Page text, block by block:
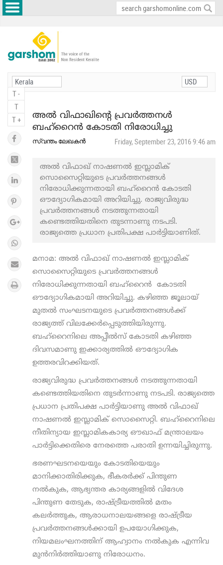
T -
T
T +
അല്‍ വിഫാഖിന്റെ പ്രവർത്തനൾ
ബഹ്റൈൻ കോടതി നിരോധിച്ചു
സ്വന്തം ലേഖകൻ Friday, September 23, 2016 9:46 am
അല്‍ വിഫാഖ് നാഷണല്‍ ഇസ്ലാമിക്
സൊസൈറ്റിയുടെ പ്രവര്‍ത്തനങ്ങള്‍
നിരോധിക്കുന്നതായി ബഹ്റൈൻ കോടതി
ഔദ്യോഗികമായി അറിയിച്ചു. രാജ്യവിരുദ്ധ
പ്രവർത്തനങ്ങൾ നടത്തുന്നതായി
കണ്ടെത്തിയതിനെ തുടന്നാണു നടപടി.
രാജ്യത്തെ പ്രധാന പ്രതിപക്ഷ പാർട്ടിയാണിത്.
മനാമ: അല്‍ വിഫാഖ് നാഷണല്‍ ഇസ്ലാമിക്
സൊസൈറ്റിയുടെ പ്രവര്‍ത്തനങ്ങള്‍
നിരോധിക്കുന്നതായി ബഹ്റൈൻ കോടതി
ഔദ്യോഗികമായി അറിയിച്ചു. കഴിഞ്ഞ ജൂലായ്
മുതൽ സംഘടനയുടെ പ്രവര്‍ത്തനങ്ങള്‍ക്ക്
രാജ്യത്ത് വിലക്കേർപ്പെടുത്തിയിരുന്നു.
ബഹ്റൈനിലെ അപ്പീല്‍സ് കോടതി കഴിഞ്ഞ
ദിവസമാണു ഇക്കാര്യത്തിൽ ഔദ്യോഗിക
ഉത്തരവിറക്കിയത്.
രാജ്യവിരുദ്ധ പ്രവർത്തനങ്ങൾ നടത്തുന്നതായി
കണ്ടെത്തിയതിനെ തുടർന്നാണു നടപടി. രാജ്യത്തെ
പ്രധാന പ്രതിപക്ഷ പാർട്ടിയാണു അല്‍ വിഫാഖ്
നാഷണല്‍ ഇസ്ലാമിക് സൊസൈറ്റി. ബഹ്റൈനിലെ
നീതിന്യായ ഇസ്ലാമികകാര്യ ഔഖാഫ് മന്ത്രാലയം
പാർട്ടിക്കെതിരെ നേരത്തെ പരാതി ഉന്നയിച്ചിരുന്നു.
ഭരണഘടനയെയും കോടതിയെയും
മാനിക്കാതിരിക്കുക, ഭീകരര്‍ക്ക് പിന്തുണ
നല്‍കുക, ആഭ്യന്തര കാര്യങ്ങളില്‍ വിദേശ
പിന്തുണ തേടുക, രാഷ്ട്രീയത്തില്‍ മതം
കലര്‍ത്തുക, ആരാധനാലയങ്ങളെ രാഷ്ട്രീയ
പ്രവര്‍ത്തനങ്ങള്‍ക്കായി ഉപയോഗിക്കുക,
നിയമലംഘനത്തിന് ആഹ്വാനം നല്‍കുക എന്നിവ
മുൻനിർത്തിയാണു നിരോധനം.